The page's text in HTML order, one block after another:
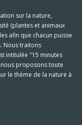
sur la nature,
(plantes et animaux
afin que chacun puisse
Nous traitons
intitulée "15 minutes
proposons toute
le thème de la nature à